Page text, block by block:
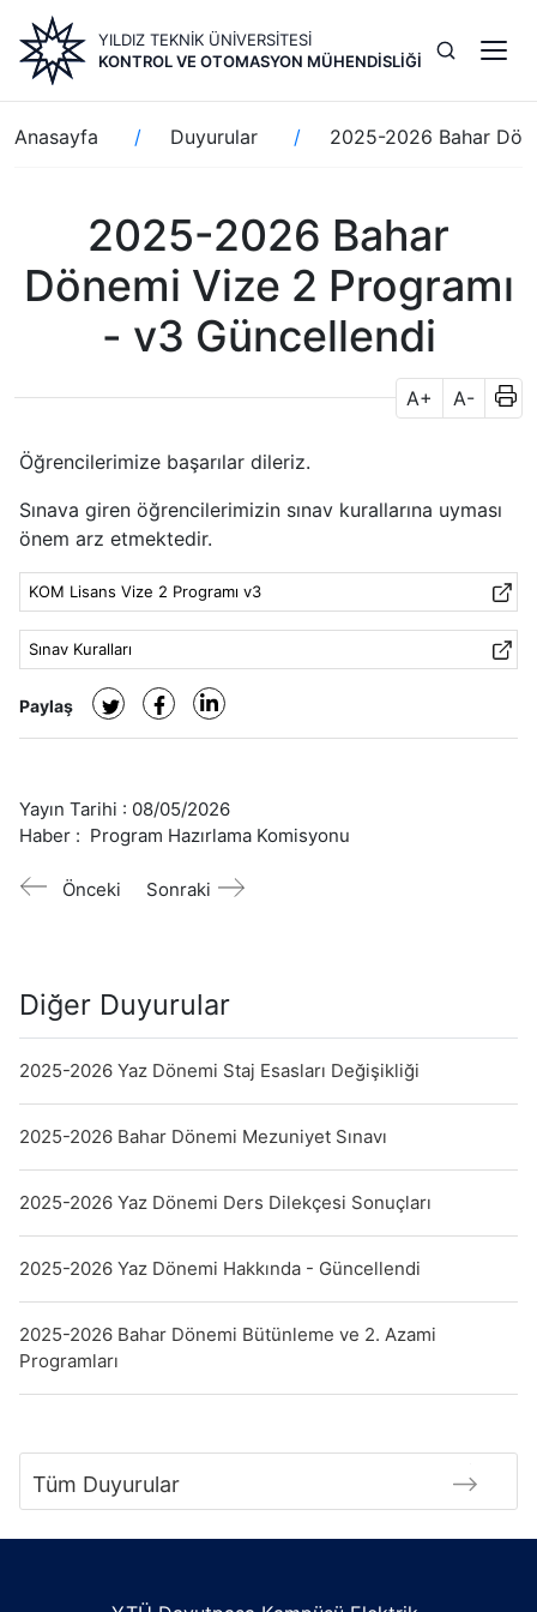
içeriğe
atla
YILDIZ TEKNİK ÜNİVERSİTESİ
KONTROL VE OTOMASYON MÜHENDISLIĞI
Sayfa
yolu
Anasayfa Duyurular 2025-2026 Bahar
2025-2026 Bahar
Dönemi Vize 2 Programı
- v3 Güncellendi
A+ A-
Öğrencilerimize başarılar dileriz.
Sınava giren öğrencilerimizin sınav kurallarına uyması
önem arz etmektedir.
KOM Lisans Vize 2 Programı v3
Sınav Kuralları
Paylaş
Yayın Tarihi : 08/05/2026
Haber : Program Hazırlama Komisyonu
Önceki Sonraki
Diğer Duyurular
2025-2026 Yaz Dönemi Staj Esasları Değişikliği
2025-2026 Bahar Dönemi Mezuniyet Sınavı
2025-2026 Yaz Dönemi Ders Dilekçesi Sonuçları
2025-2026 Yaz Dönemi Hakkında - Güncellendi
2025-2026 Bahar Dönemi Bütünleme ve 2. Azami
Programları
Tüm Duyurular